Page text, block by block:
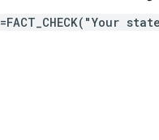
=FACT_CHECK("Your